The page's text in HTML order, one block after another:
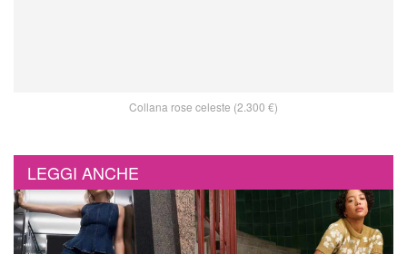
Collana rose celeste (2.300 €)
LEGGI ANCHE